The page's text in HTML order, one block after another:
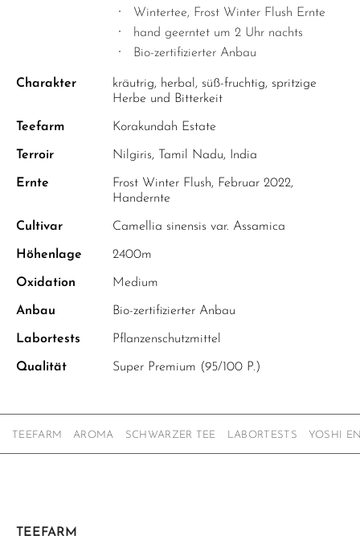
Wintertee, Frost Winter Flush Ernte
hand geerntet um 2 Uhr nachts
Bio-zertifizierter Anbau
Charakter
kräutrig, herbal, süß-fruchtig, spritzige
Herbe und Bitterkeit
Teefarm Korakundah Estate
Terroir Nilgiris, Tamil Nadu, India
Ernte
Frost Winter Flush, Februar 2022,
Handernte
Cultivar Camellia sinensis var. Assamica
Höhenlage 2400m
Oxidation Medium
Anbau Bio-zertifizierter Anbau
Labortests Pflanzenschutzmittel
Qualität Super Premium (95/100 P.)
TEEFARM AROMA SCHWARZER TEE LABORTESTS YOSHI
TEEFARM